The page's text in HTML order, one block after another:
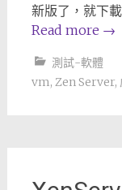
新版了，就下
Read more →
測試-軟體
vm, Zen Server,